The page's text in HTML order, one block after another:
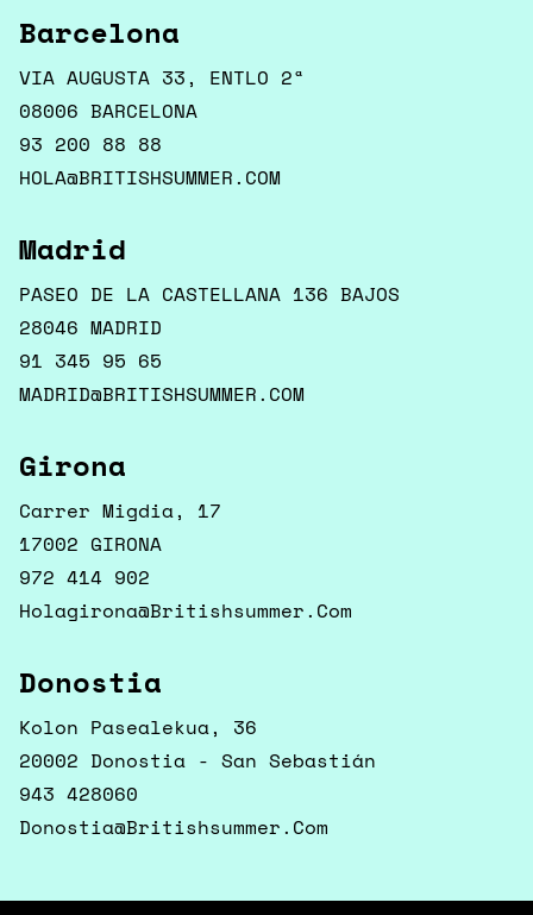
Barcelona
VIA AUGUSTA 33, ENTLO 2ª
08006 BARCELONA
93 200 88 88
HOLA@BRITISHSUMMER.COM
Madrid
PASEO DE LA CASTELLANA 136 BAJOS
28046 MADRID
91 345 95 65
MADRID@BRITISHSUMMER.COM
Girona
Carrer Migdia, 17
17002 GIRONA
972 414 902
Holagirona@britishsummer.com
Donostia
Kolon Pasealekua, 36
20002 Donostia - San Sebastián
943 428060
Donostia@britishsummer.com